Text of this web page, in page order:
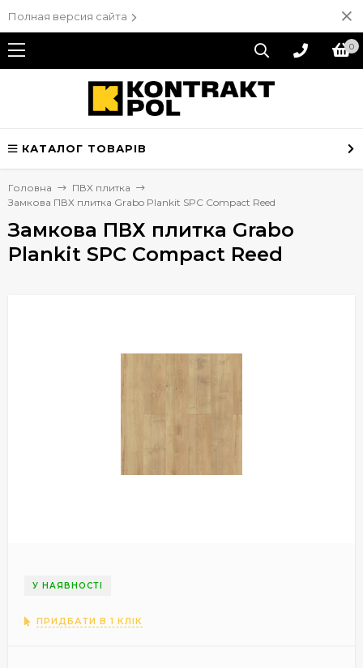
Полная версия сайта
0
КАТАЛОГ ТОВАРІВ
Головна
ПВХ плитка
Замкова ПВХ плитка Grabo Plankit SPC Compact Reed
Замкова ПВХ плитка Grabo
Plankit SPC Compact Reed
У НАЯВНОСТІ
ПРИДБАТИ В 1 КЛІК